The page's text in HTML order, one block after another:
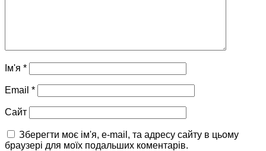
Ім'я *
Email *
Сайт
Зберегти моє ім'я, e-mail, та адресу сайту в цьому
браузері для моїх подальших коментарів.